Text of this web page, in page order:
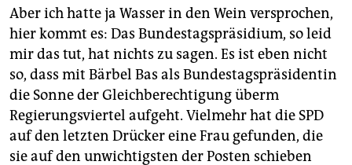
Aber ich hatte ja Wasser in den Wein versprochen,
hier kommt es: Das Bundestagspräsidium, so leid
mir das tut, hat nichts zu sagen. Es ist eben nicht
so, dass mit Bärbel Bas als Bundestagspräsidentin
die Sonne der Gleichberechtigung überm
Regierungsviertel aufgeht. Vielmehr hat die SPD
auf den letzten Drücker eine Frau gefunden, die
sie auf den unwichtigsten der Posten schieben